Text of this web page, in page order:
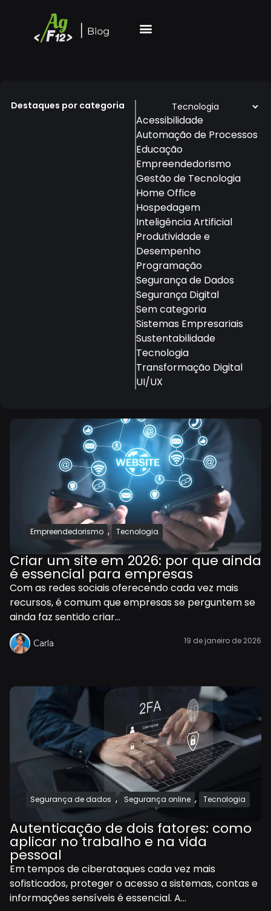
Destaques por categoria
Acessibilidade
Automação de Processos
Educação
Empreendedorismo
Gestão de Tecnologia
Home Office
Hospedagem
Inteligência Artificial
Produtividade e
Desempenho
Programação
Segurança de Dados
Segurança Digital
Sem categoria
Sistemas Empresariais
Sustentabilidade
Tecnologia
Transformação Digital
UI/UX
Empreendedorismo , Tecnologia
Criar um site em 2026: por que ainda
é essencial para empresas
Com as redes sociais oferecendo cada vez mais
recursos, é comum que empresas se perguntem se
ainda faz sentido criar...
Carla 19 de janeiro de 2026
Segurança de dados , Segurança online , Tecnologia
Autenticação de dois fatores: como
aplicar no trabalho e na vida
pessoal
Em tempos de ciberataques cada vez mais
sofisticados, proteger o acesso a sistemas, contas e
informações sensíveis é essencial. A...